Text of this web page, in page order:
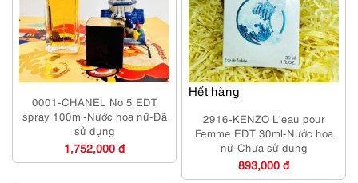
0001-CHANEL No 5 EDT
spray 100ml-Nước hoa nữ-Đã
sử dụng
1,752,000 đ
Hết hàng
2916-KENZO L’eau pour
Femme EDT 30ml-Nước hoa
nữ-Chưa sử dụng
893,000 đ